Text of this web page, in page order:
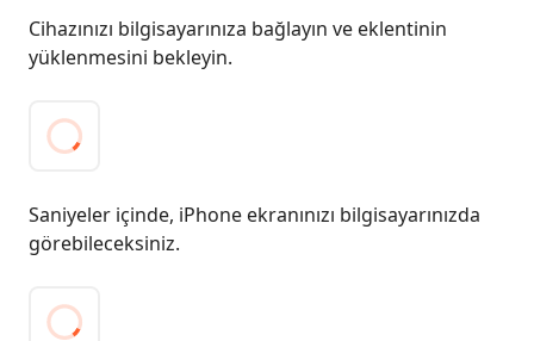
Cihazınızı bilgisayarınıza bağlayın ve eklentinin
yüklenmesini bekleyin.
Saniyeler içinde, iPhone ekranınızı bilgisayarınızda
görebileceksiniz.